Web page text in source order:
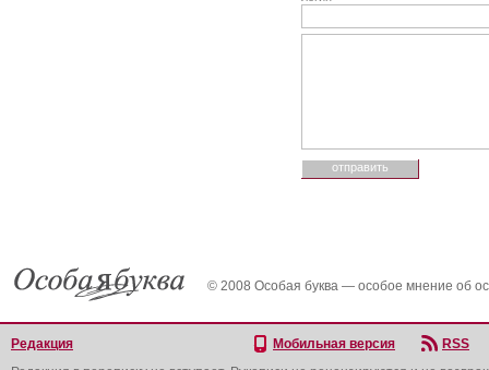
© 2008 Особая буква — особое мнение об
Редакция Мобильная версия
RSS